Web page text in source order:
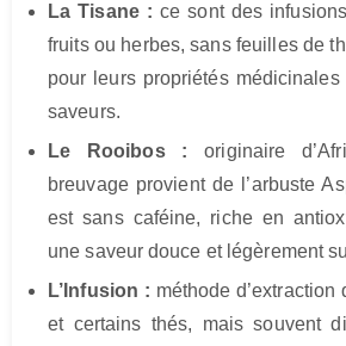
La Tisane : ce sont des
fruits ou herbes, sans feuilles de
pour leurs propriétés
saveurs.
Le Rooibos : originaire
breuvage provient de l’arbuste
est sans caféine, riche en
une saveur douce et légèrement
L’Infusion : méthode
et certains thés, mais souvent